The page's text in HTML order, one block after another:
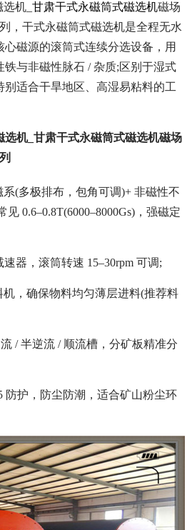
机_ 甘肃干式永磁筒式磁选机磁场
，干式永磁筒式磁选机是全程无水
磁源的滚筒式连续分选设备，用
与非磁性脉石 / 杂质;区别于湿式
适合干旱地区、高湿易粘料的工
机_甘肃干式永磁筒式磁选机磁场
(多极排布，包角可调)+ 非磁性不
0.6–0.8T(6000–8000Gs)，强磁定
器，滚筒转速 15–30rpm 可调;
，确保物料均匀薄层进料(推荐料
/ 半逆流 / 顺流槽，分矿板精准分
防护，防尘防潮，适合矿山粉尘环